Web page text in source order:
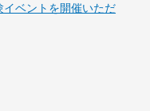
ベントを開催いただ